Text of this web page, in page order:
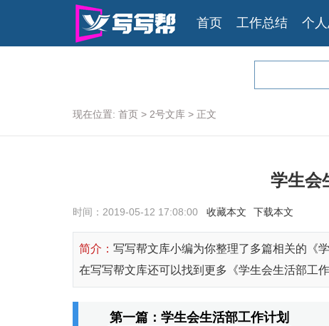
首页 工作总结 个
现在位置: 首页 > 2号文库 > 正文
学生会
时间：2019-05-12 17:08:00 收藏本文 下载本文
简介： 写写帮文库小编为你整理了多篇相关的《
在写写帮文库还可以找到更多《学生会生活部工作
第一篇：学生会生活部工作计划